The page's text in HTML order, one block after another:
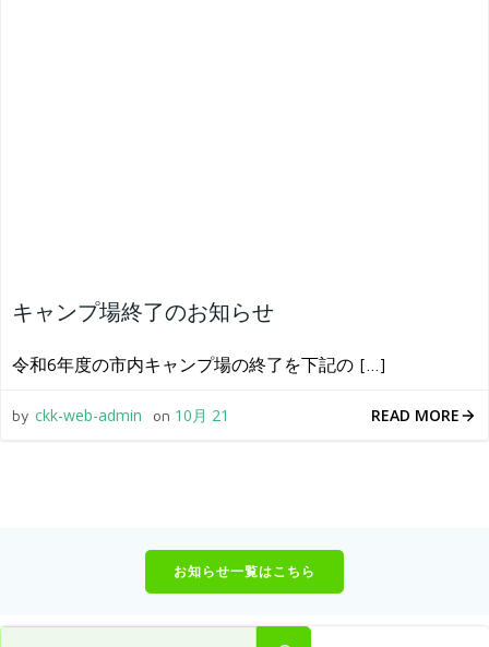
キャンプ場終了のお知らせ
令和6年度の市内キャンプ場の終了を下記の […]
by ckk-web-admin on 10月 21 READ MORE
お知らせ一覧はこちら